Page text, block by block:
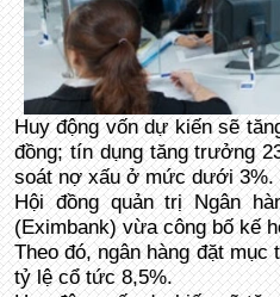
Huy động vốn dự kiến sẽ
đồng; tín dụng tăng trưởng
soát nợ xấu ở mức dưới 3%.
Hội đồng quản trị Ngân
(Eximbank) vừa công bố kế
Theo đó, ngân hàng đặt
tỷ lệ cổ tức 8,5%.